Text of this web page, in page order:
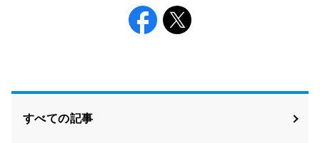
すべての記事